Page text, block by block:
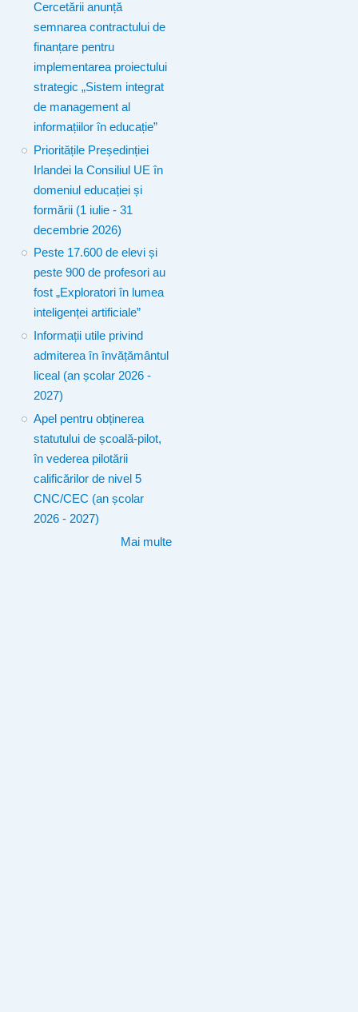
Cercetării anunță
semnarea contractului de
finanțare pentru
implementarea proiectului
strategic „Sistem integrat
de management al
informațiilor în educație”
Prioritățile Președinției
Irlandei la Consiliul UE în
domeniul educației și
formării (1 iulie - 31
decembrie 2026)
Peste 17.600 de elevi și
peste 900 de profesori au
fost „Exploratori în lumea
inteligenței artificiale”
Informații utile privind
admiterea în învățământul
liceal (an școlar 2026 -
2027)
Apel pentru obținerea
statutului de școală-pilot,
în vederea pilotării
calificărilor de nivel 5
CNC/CEC (an școlar
2026 - 2027)
Mai multe